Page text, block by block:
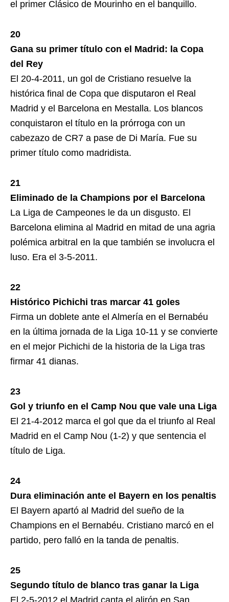
el primer Clásico de Mourinho en el banquillo.
20
Gana su primer título con el Madrid: la Copa
del Rey
El 20-4-2011, un gol de Cristiano resuelve la
histórica final de Copa que disputaron el Real
Madrid y el Barcelona en Mestalla. Los blancos
conquistaron el título en la prórroga con un
cabezazo de CR7 a pase de Di María. Fue su
primer título como madridista.
21
Eliminado de la Champions por el Barcelona
La Liga de Campeones le da un disgusto. El
Barcelona elimina al Madrid en mitad de una agria
polémica arbitral en la que también se involucra el
luso. Era el 3-5-2011.
22
Histórico Pichichi tras marcar 41 goles
Firma un doblete ante el Almería en el Bernabéu
en la última jornada de la Liga 10-11 y se convierte
en el mejor Pichichi de la historia de la Liga tras
firmar 41 dianas.
23
Gol y triunfo en el Camp Nou que vale una Liga
El 21-4-2012 marca el gol que da el triunfo al Real
Madrid en el Camp Nou (1-2) y que sentencia el
título de Liga.
24
Dura eliminación ante el Bayern en los penaltis
El Bayern apartó al Madrid del sueño de la
Champions en el Bernabéu. Cristiano marcó en el
partido, pero falló en la tanda de penaltis.
25
Segundo título de blanco tras ganar la Liga
El 2-5-2012 el Madrid canta el alirón en San